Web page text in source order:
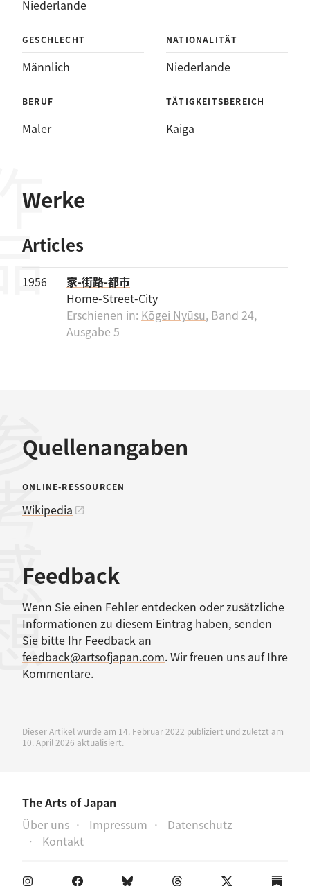
Niederlande
GESCHLECHT
Männlich
NATIONALITÄT
Niederlande
BERUF
Maler
TÄTIGKEITSBEREICH
Kaiga
Werke
Articles
1956
家-街路-都市
Home-Street-City
Erschienen in: Kōgei Nyūsu, Band 24,
Ausgabe 5
Quellenangaben
献
ONLINE-RESSOURCEN
Wikipedia
Feedback
Wenn Sie einen Fehler entdecken oder zusätzliche
Informationen zu diesem Eintrag haben, senden
Sie bitte Ihr Feedback an
feedback@artsofjapan.com. Wir freuen uns auf Ihre
Kommentare.
Dieser Artikel wurde am 14. Februar 2022 publiziert und zuletzt am
10. April 2026 aktualisiert.
The Arts of Japan
Über uns
Impressum
Datenschutz
Kontakt